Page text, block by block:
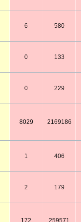
6 580
0 133
0 229
8029 2169186
1 406
2 179
172 259571